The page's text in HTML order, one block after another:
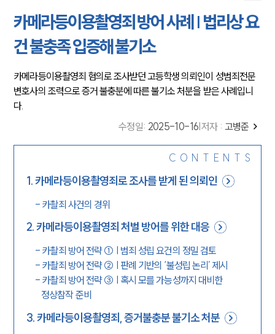
카메라등이용촬영죄 방어 사례 | 법리상 요
건 불충족 입증해 불기소
카메라등이용촬영죄 혐의로 조사받던 고등학생 의뢰인이 성범죄전문
변호사의 조력으로 증거 불충분에 따른 불기소 처분을 받은 사례입니
다.
수정일: 2025-10-16 저자 : 고병준
CONTENTS
1.카메라등이용촬영죄로 조사를 받게 된 의뢰인
- 카촬죄 사건의 경위
2.카메라등이용촬영죄 처벌 방어를 위한 대응
- 카촬죄 방어 전략 ① | 범죄 성립 요건의 정밀 검토
- 카촬죄 방어 전략 ② | 판례 기반의 ‘불성립 논리’ 제시
- 카촬죄 방어 전략 ③ | 혹시 모를 가능성까지 대비한
정상참작 준비
3.카메라등이용촬영죄, 증거불충분 불기소 처분